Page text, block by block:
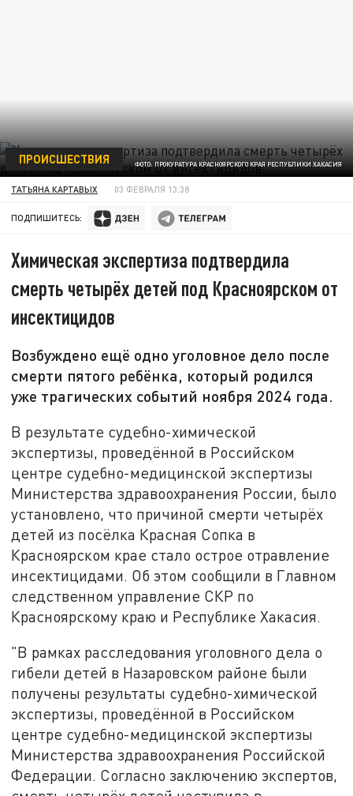
ФОТО: ПРОКУРАТУРА КРАСНОЯРСКОГО КРАЯ РЕСПУБЛИКИ ХАКАСИЯ
ПРОИСШЕСТВИЯ
ТАТЬЯНА КАРТАВЫХ 03 ФЕВРАЛЯ 13:38
ПОДПИШИТЕСЬ:
Химическая экспертиза подтвердила
смерть четырёх детей под Красноярском от
инсектицидов
Возбуждено ещё одно уголовное дело после
смерти пятого ребёнка, который родился
уже трагических событий ноября 2024 года.
В результате судебно-химической
экспертизы, проведённой в Российском
центре судебно-медицинской экспертизы
Министерства здравоохранения России, было
установлено, что причиной смерти четырёх
детей из посёлка Красная Сопка в
Красноярском крае стало острое отравление
инсектицидами. Об этом сообщили в Главном
следственном управление СКР по
Красноярскому краю и Республике Хакасия.
"В рамках расследования уголовного дела о
гибели детей в Назаровском районе были
получены результаты судебно-химической
экспертизы, проведённой в Российском
центре судебно-медицинской экспертизы
Министерства здравоохранения Российской
Федерации. Согласно заключению экспертов,